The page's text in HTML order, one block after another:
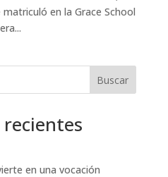
en la Grace School
Buscar
en una vocación